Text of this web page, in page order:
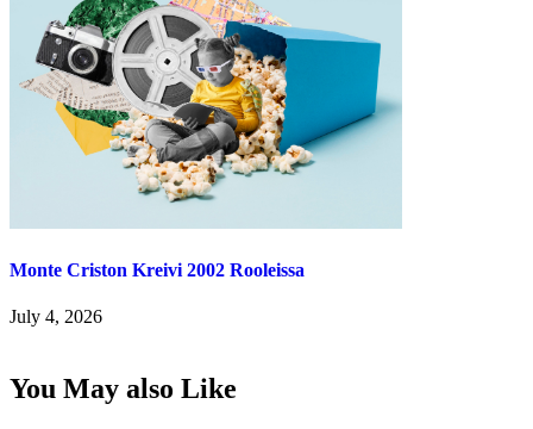
Monte Criston Kreivi 2002 Rooleissa
July 4, 2026
You May also Like